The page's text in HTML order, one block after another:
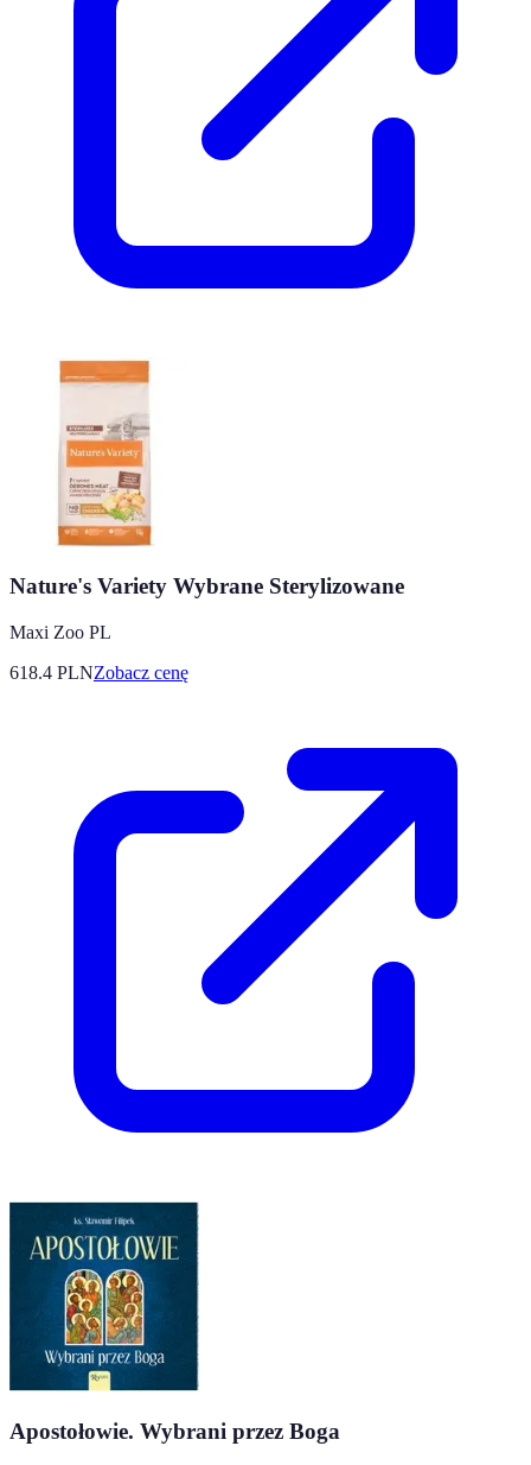
Nature's Variety Wybrane Sterylizowane
Maxi Zoo PL
618.4 PLNZobacz cenę
Apostołowie. Wybrani przez Boga